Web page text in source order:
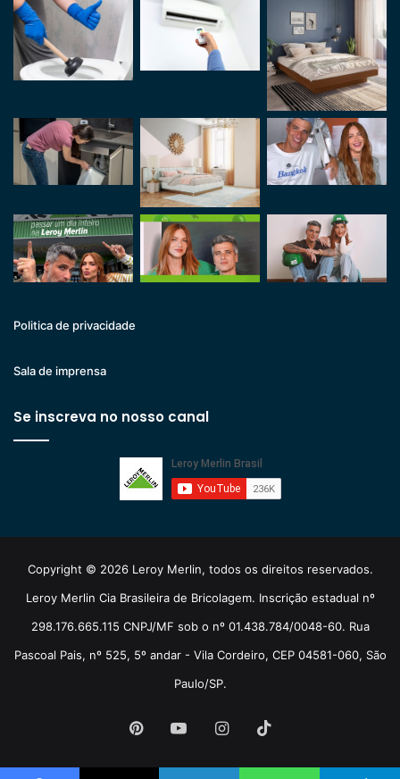
Politica de privacidade
Sala de imprensa
Se inscreva no nosso canal
Copyright © 2026 Leroy Merlin, todos os direitos reservados.
Leroy Merlin Cia Brasileira de Bricolagem. Inscrição estadual nº
298.176.665.115 CNPJ/MF sob o nº 01.438.784/0048-60. Rua
Pascoal Pais, nº 525, 5º andar - Vila Cordeiro, CEP 04581-060, São
Paulo/SP.
PinterestYouTubeInstagram